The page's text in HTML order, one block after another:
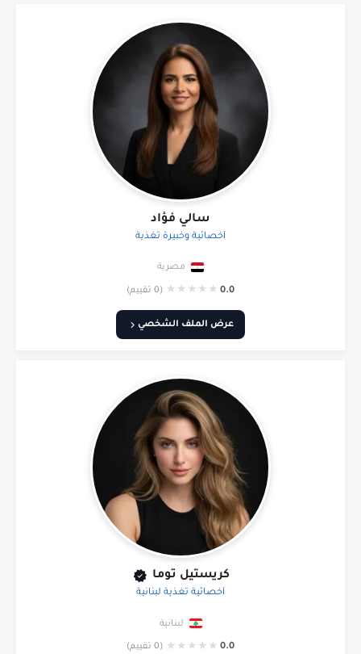
سالي فؤاد
أخصائية وخبيرة تغذية
مصرية
0.0
★
★
★
★
★ (0 تقييم)
عرض الملف الشخصي
كريستيل توما
أخصائية تغذية لبنانية
لبنانية
0.0
★
★
★
★
★ (0 تقييم)